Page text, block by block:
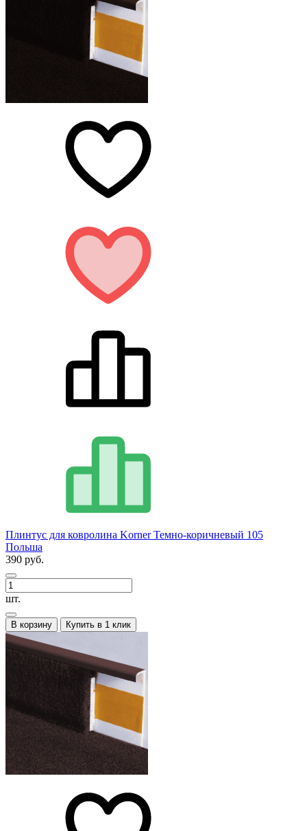
Плинтус для ковролина Korner Темно-коричневый 105
Польша
390 руб.
шт.
В корзину Купить в 1 клик